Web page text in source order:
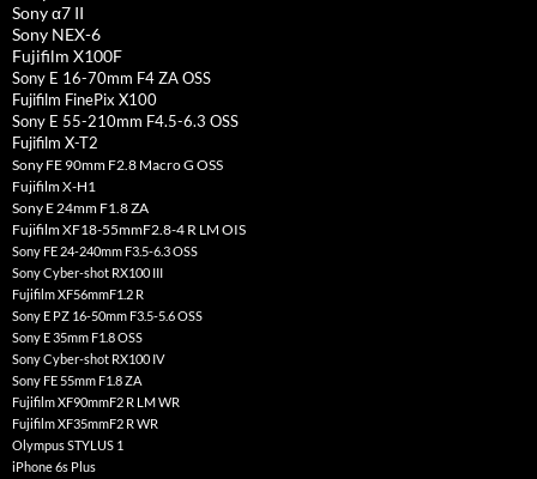
Sony α7 II
Sony NEX-6
Fujifilm X100F
Sony E 16-70mm F4 ZA OSS
Fujifilm FinePix X100
Sony E 55-210mm F4.5-6.3 OSS
Fujifilm X-T2
Sony FE 90mm F2.8 Macro G OSS
Fujifilm X-H1
Sony E 24mm F1.8 ZA
Fujifilm XF18-55mmF2.8-4 R LM OIS
Sony FE 24-240mm F3.5-6.3 OSS
Sony Cyber-shot RX100 III
Fujifilm XF56mmF1.2 R
Sony E PZ 16-50mm F3.5-5.6 OSS
Sony E 35mm F1.8 OSS
Sony Cyber-shot RX100 IV
Sony FE 55mm F1.8 ZA
Fujifilm XF90mmF2 R LM WR
Fujifilm XF35mmF2 R WR
Olympus STYLUS 1
iPhone 6s Plus